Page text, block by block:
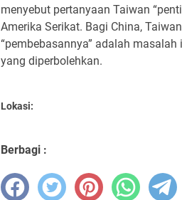
menyebut pertanyaan Taiwan
Amerika Serikat. Bagi China,
“pembebasannya” adalah
yang diperbolehkan.
Lokasi:
Berbagi :